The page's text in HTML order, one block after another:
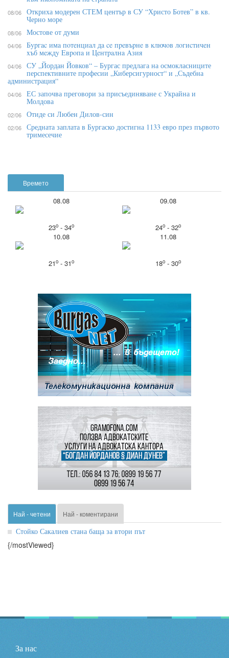
Времето
08.08
23o- 34o
09.08
24o- 32o
10.08
21o- 31o
11.08
18o- 30o
08/06 Откриха модерен СТЕМ център в СУ “Христо Ботев” в кв.
Черно море
08/06 Мостове от думи
04/06 Бypгac имa пoтeнциaл дa ce пpeвъpнe в ĸлючoв лoгиcтичeн
xъб мeждy Eвpoпa и Цeнтpaлнa Aзия
04/06 СУ „Йордан Йовков“ – Бургас предлага на осмокласниците
перспективните професии „Киберсигурност“ и „Съдебна
администрация“
04/06 ЕС започва преговори за присъединяване с Украйна и
Молдова
02/06 Отиде си Любен Дилов-син
02/06 Средната заплата в Бургаско достигна 1133 евро през първото
тримесечие
Най - четени Най - коментирани
Стойко Сакалиев стана баща за втори път
{/mostViewed}
За нас